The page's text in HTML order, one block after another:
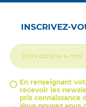
INSCRIVEZ-
En renseignant
recevoir les
pris connaissance